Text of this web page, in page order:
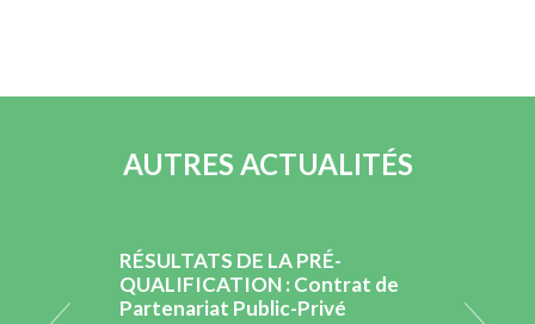
AUTRES ACTUALITÉS
RÉSULTATS DE LA PRÉ-
QUALIFICATION : Contrat de
Partenariat Public-Privé